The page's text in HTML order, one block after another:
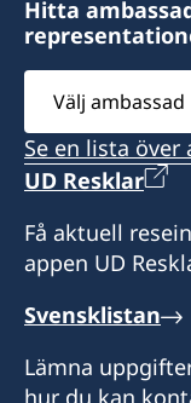
Besök:
Endast bokade
på konsulatet
Tidsbokning
Honorärkonsul:
Thorndon,
Besök:
Endast
på konsulatet
Tidsbokning
Honorär konsul:
Daniel O'Leary
Honorär
Tinni Lindén
Hitta
Välj
ambassad
Se en lista över
UD Resklar
Få aktuell
appen UD
Svensklistan
Lämna
hur du kan